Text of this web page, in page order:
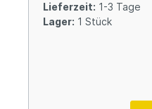
Lieferzeit: 1-3 Tage
Lager: 1 Stück